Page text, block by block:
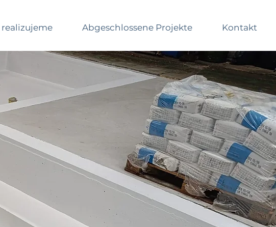
realizujeme Abgeschlossene Projekte Kontakt